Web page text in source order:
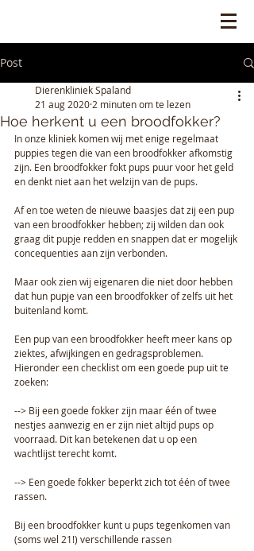
Post
Hoe herkent u een broodfokker?
Dierenkliniek Spaland
21 aug 2020 2 minuten om te lezen
In onze kliniek komen wij met enige regelmaat
puppies tegen die van een broodfokker afkomstig
zijn. Een broodfokker fokt pups puur voor het geld
en denkt niet aan het welzijn van de pups.
Af en toe weten de nieuwe baasjes dat zij een pup
van een broodfokker hebben; zij wilden dan ook
graag dit pupje redden en snappen dat er mogelijk
concequenties aan zijn verbonden.
Maar ook zien wij eigenaren die niet door hebben
dat hun pupje van een broodfokker of zelfs uit het
buitenland komt.
Een pup van een broodfokker heeft meer kans op
ziektes, afwijkingen en gedragsproblemen.
Hieronder een checklist om een goede pup uit te
zoeken:
--> Bij een goede fokker zijn maar één of twee
nestjes aanwezig en er zijn niet altijd pups op
voorraad. Dit kan betekenen dat u op een
wachtlijst terecht komt.
--> Een goede fokker beperkt zich tot één of twee
rassen.
Bij een broodfokker kunt u pups tegenkomen van
(soms wel 21!) verschillende rassen